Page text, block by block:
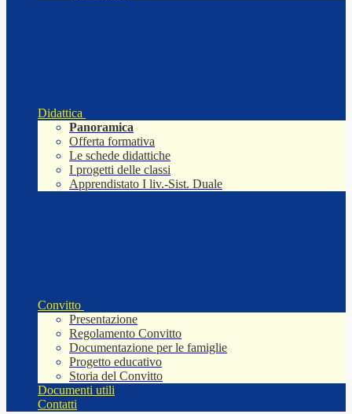
Didattica
Panoramica
Offerta formativa
Le schede didattiche
I progetti delle classi
Apprendistato I liv.-Sist. Duale
Convitto
Presentazione
Regolamento Convitto
Documentazione per le famiglie
Progetto educativo
Storia del Convitto
Documenti utili
Contatti